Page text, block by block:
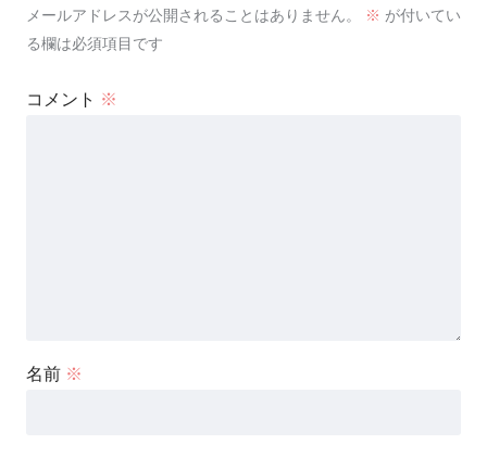
メールアドレスが公開されることはありません。 ※ が付いてい
る欄は必須項目です
コメント ※
名前 ※